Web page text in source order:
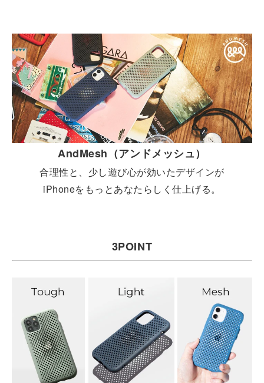
AndMesh（アンドメッシュ）
合理性と、少し遊び心が効いたデザインが
iPhoneをもっとあなたらしく仕上げる。
3POINT